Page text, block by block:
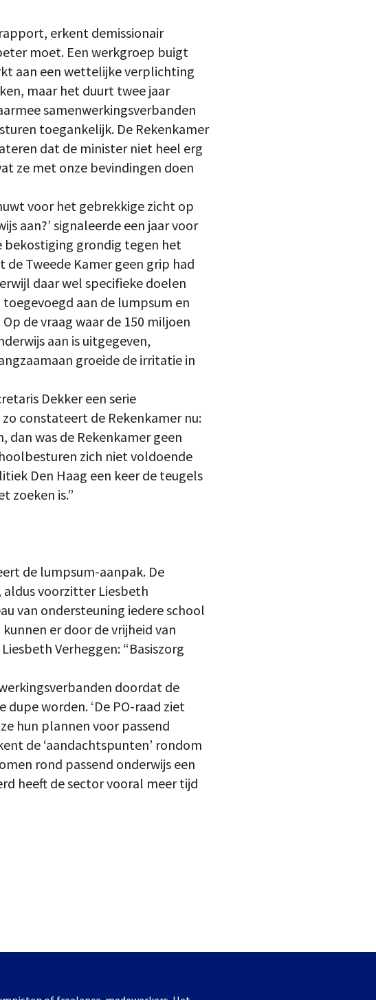
erkent demissionair
moet. Een werkgroep buigt
aan een wettelijke verplichting
maar het duurt twee jaar
samenwerkingsverbanden
toegankelijk. De Rekenkamer
dat de minister niet heel erg
ze met onze bevindingen doen
voor het gebrekkige zicht op
aan?’ signaleerde een jaar voor
bekostiging grondig tegen het
Tweede Kamer geen grip had
daar wel specifieke doelen
aan de lumpsum en
de vraag waar de 150 miljoen
aan is uitgegeven,
groeide de irritatie in
Dekker een serie
constateert de Rekenkamer nu:
dan was de Rekenkamer geen
zich niet voldoende
Den Haag een keer de teugels
zoeken is.”
de lumpsum-aanpak. De
voorzitter Liesbeth
van ondersteuning iedere school
er door de vrijheid van
Verheggen: “Basiszorg
doordat de
worden. ‘De PO-raad ziet
hun plannen voor passend
de ‘aandachtspunten’ rondom
rond passend onderwijs een
heeft de sector vooral meer tijd